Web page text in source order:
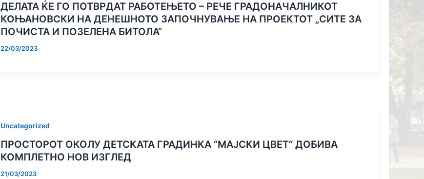
ДЕЛАТА ЌЕ ГО ПОТВРДАТ РАБОТЕЊЕТО – РЕЧЕ ГРАДОНАЧАЛНИКОТ
КОЊАНОВСКИ НА ДЕНЕШНОТО ЗАПОЧНУВАЊЕ НА ПРОЕКТОТ „СИТЕ ЗА
ПОЧИСТА И ПОЗЕЛЕНА БИТОЛА“
22/03/2023
Uncategorized
ПРОСТОРОТ ОКОЛУ ДЕТСКАТА ГРАДИНКА “МАЈСКИ ЦВЕТ“ ДОБИВА
КОМПЛЕТНО НОВ ИЗГЛЕД
21/03/2023